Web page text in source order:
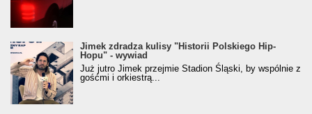
Jimek zdradza kulisy "Historii Polskiego Hip-
Hopu" - wywiad
Jimek zdradza kulisy "Historii Polskiego Hip-
Hopu" - wywiad
Już jutro Jimek przejmie Stadion Śląski, by wspólnie z
gośćmi i orkiestrą...